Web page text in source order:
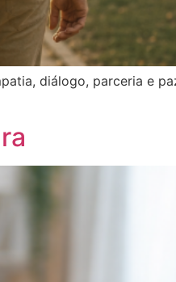
diálogo, parceria e